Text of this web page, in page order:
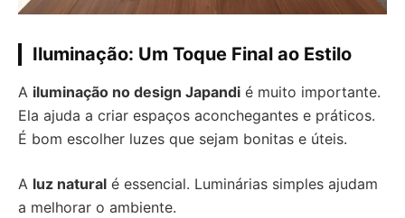
Iluminação: Um Toque Final ao Estilo
A iluminação no design Japandi é muito importante.
Ela ajuda a criar espaços aconchegantes e práticos.
É bom escolher luzes que sejam bonitas e úteis.
A luz natural é essencial. Luminárias simples ajudam
a melhorar o ambiente.